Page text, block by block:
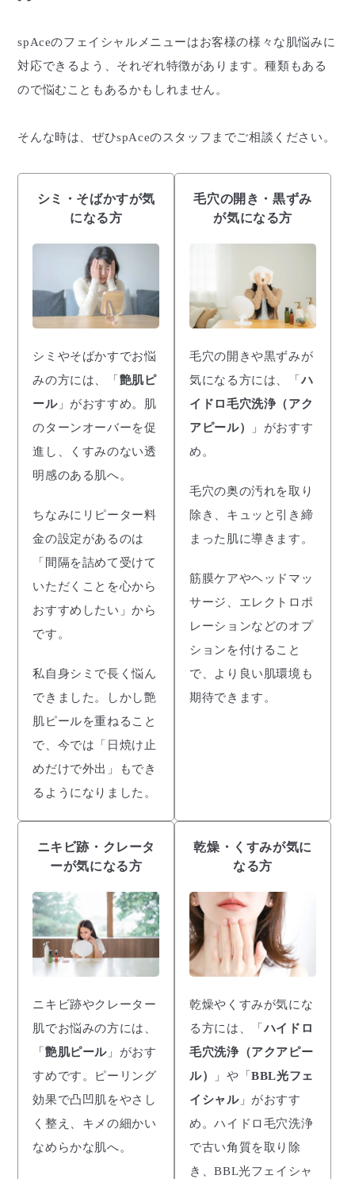
spAceのフェイシャルメニューはお客様の様々な肌悩みに
対応できるよう、それぞれ特徴があります。種類もある
ので悩むこともあるかもしれません。
そんな時は、ぜひspAceのスタッフまでご相談ください。
シミ・そばかすが気
になる方
シミやそばかすでお悩
みの方には、「 艶肌ピ
ール」がおすすめ。肌
のターンオーバーを促
進し、くすみのない透
明感のある肌へ。
ちなみにリピーター料
金の設定があるのは
「間隔を詰めて受けて
いただくことを心から
おすすめしたい」から
です。
私自身シミで長く悩ん
できました。しかし艶
肌ピールを重ねること
で、今では「日焼け止
めだけで外出」もでき
るようになりました。
毛穴の開き・黒ずみ
が気になる方
毛穴の開きや黒ずみが
気になる方には、「ハ
イドロ毛穴洗浄（アク
アピール）
」がおすす
め。
毛穴の奥の汚れを取り
除き、キュッと引き締
まった肌に導きます。
筋膜ケアやヘッドマッ
サージ、エレクトロポ
レーションなどのオプ
ションを付けること
で、より良い肌環境も
期待できます。
ニキビ跡・クレータ
ーが気になる方
ニキビ跡やクレーター
肌でお悩みの方には、
「艶肌ピール」がおす
すめです。ピーリング
効果で凸凹肌をやさし
く整え、キメの細かい
なめらかな肌へ。
乾燥・くすみが気に
なる方
乾燥やくすみが気にな
る方には、「ハイドロ
毛穴洗浄（アクアピー
ル）
」や「BBL光フェ
イシャル」がおすす
め。ハイドロ毛穴洗浄
で古い角質を取り除
き、BBL光フェイシャ